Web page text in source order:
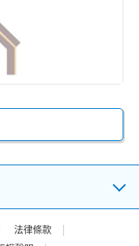
法律條款